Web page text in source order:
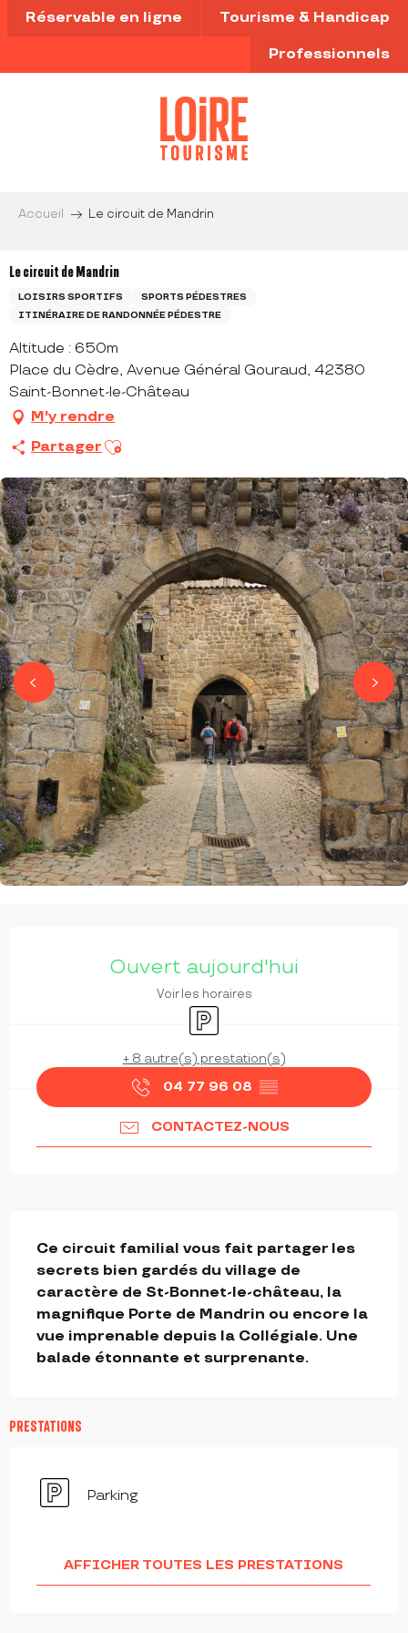
Aller
au
principal
Réservable en ligne Tourisme & Handicap
Professionnels
Accueil Le circuit de Mandrin
Le circuit de Mandrin
LOISIRS SPORTIFS
SPORTS PÉDESTRES
ITINÉRAIRE DE RANDONNÉE PÉDESTRE
Altitude : 650m
Place du Cèdre, Avenue Général Gouraud, 42380
Saint-Bonnet-le-Château
M'y rendre
Partager Ajouter aux favoris
Ouvert aujourd'hui
Voir les horaires
Parking
+ 8 autre(s) prestation(s)
04 77 96 08 ▒▒
CONTACTEZ-NOUS
Ce circuit familial vous fait partager les
secrets bien gardés du village de
caractère de St-Bonnet-le-château, la
magnifique Porte de Mandrin ou encore la
vue imprenable depuis la Collégiale. Une
balade étonnante et surprenante.
PRESTATIONS
Parking
AFFICHER TOUTES LES PRESTATIONS